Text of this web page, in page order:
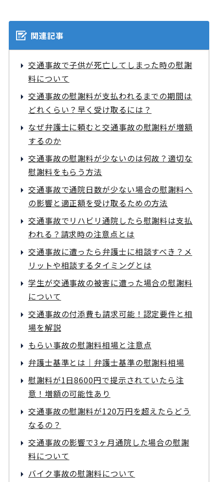
関連記事
交通事故で子供が死亡してしまった時の慰謝
料について
交通事故の慰謝料が支払われるまでの期間は
どれくらい？早く受け取るには？
なぜ弁護士に頼むと交通事故の慰謝料が増額
するのか
交通事故の慰謝料が少ないのは何故？適切な
慰謝料をもらう方法
交通事故で通院日数が少ない場合の慰謝料へ
の影響と適正額を受け取るための方法
交通事故でリハビリ通院したら慰謝料は支払
われる？請求時の注意点とは
交通事故に遭ったら弁護士に相談すべき？メ
リットや相談するタイミングとは
学生が交通事故の被害に遭った場合の慰謝料
について
交通事故の付添費も請求可能！認定要件と相
場を解説
もらい事故の慰謝料相場と注意点
弁護士基準とは｜弁護士基準の慰謝料相場
慰謝料が1日8600円で提示されていたら注
意！増額の可能性あり
交通事故の慰謝料が120万円を超えたらどう
なるの？
交通事故の影響で3ヶ月通院した場合の慰謝
料について
バイク事故の慰謝料について